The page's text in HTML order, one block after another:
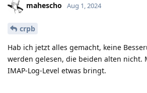
mahescho Aug 1, 2024
crpb
Hab ich jetzt alles gemacht, keine
werden gelesen, die beiden alten nicht.
IMAP-Log-Level etwas bringt.